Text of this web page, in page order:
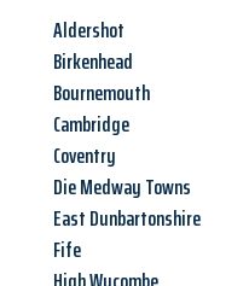
Aldershot
Birkenhead
Bournemouth
Cambridge
Coventry
Die Medway Towns
East Dunbartonshire
Fife